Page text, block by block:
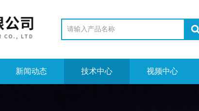
新闻动态 技术中心 视频中心